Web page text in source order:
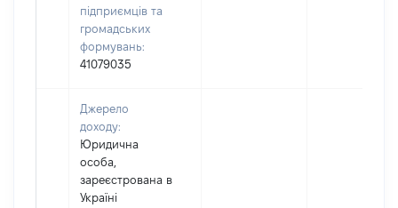
підприємців та
громадських
формувань:
41079035
Джерело
доходу:
Юридична
особа,
зареєстрована в
Україні